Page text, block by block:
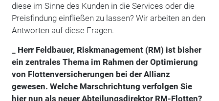
diese im Sinne des Kunden in die Services oder die
Preisfindung einfließen zu lassen? Wir arbeiten an den
Antworten auf diese Fragen.
_ Herr Feldbauer, Riskmanagement (RM) ist bisher
ein zentrales Thema im Rahmen der Optimierung
von Flottenversicherungen bei der Allianz
gewesen. Welche Marschrichtung verfolgen Sie
hier nun als neuer Abteilungsdirektor RM-Flotten?